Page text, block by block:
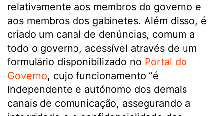
relativamente aos membros do governo e
aos membros dos gabinetes. Além disso, é
criado um canal de denúncias, comum a
todo o governo, acessível através de um
formulário disponibilizado no Portal do
Governo, cujo funcionamento “é
independente e autónomo dos demais
canais de comunicação, assegurando a